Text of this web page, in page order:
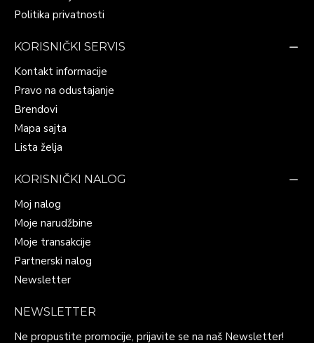
Politika privatnosti
KORISNIČKI SERVIS
Kontakt informacije
Pravo na odustajanje
Brendovi
Mapa sajta
Lista želja
KORISNIČKI NALOG
Moj nalog
Moje narudžbine
Moje transakcije
Partnerski nalog
Newsletter
NEWSLETTER
Ne propustite promocije, prijavite se na naš Newsletter!